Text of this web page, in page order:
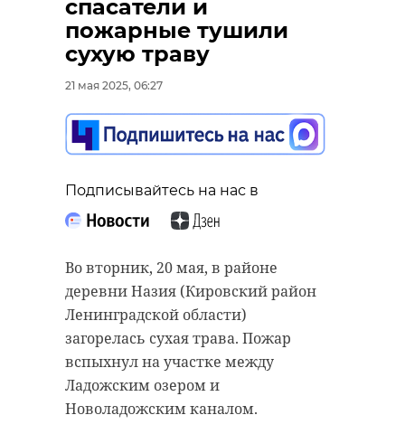
спасатели и
пожарные тушили
сухую траву
21 мая 2025, 06:27
Подписывайтесь на нас в
Во вторник, 20 мая, в районе
деревни Назия (Кировский район
Ленинградской области)
загорелась сухая трава. Пожар
вспыхнул на участке между
Ладожским озером и
Новоладожским каналом.
Управление ЗАГС Ленинградской
зарегистрировало 3378
этом 20 мая сообщила пресс-
служба региональной
администрации.
Среди них - 1427 первенцев.
Впервые мамами в возрасте до 30
лет стало 1028 женщин. После 30
Подписывайтесь на нас в
Лодейном Поле 15 мая прошла
участником спецоперации
Павлом Павловичем Гужовым.
Ефрейтор погиб в Херсонской
области, сообщили в пресс-службе
районной администрации.
Павел Гужов добровольцем